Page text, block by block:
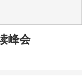
峰会